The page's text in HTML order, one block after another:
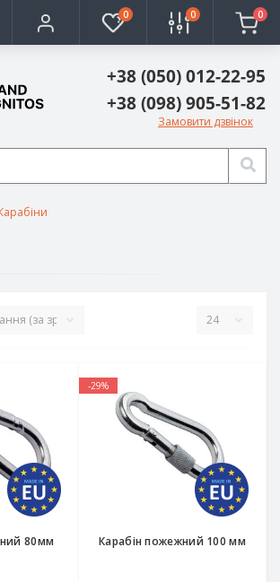
0 0 0
+38 (050) 012-22-95
+38 (098) 905-51-82
Замовити дзвінок
80мм
-29%
Карабін пожежний 100 мм